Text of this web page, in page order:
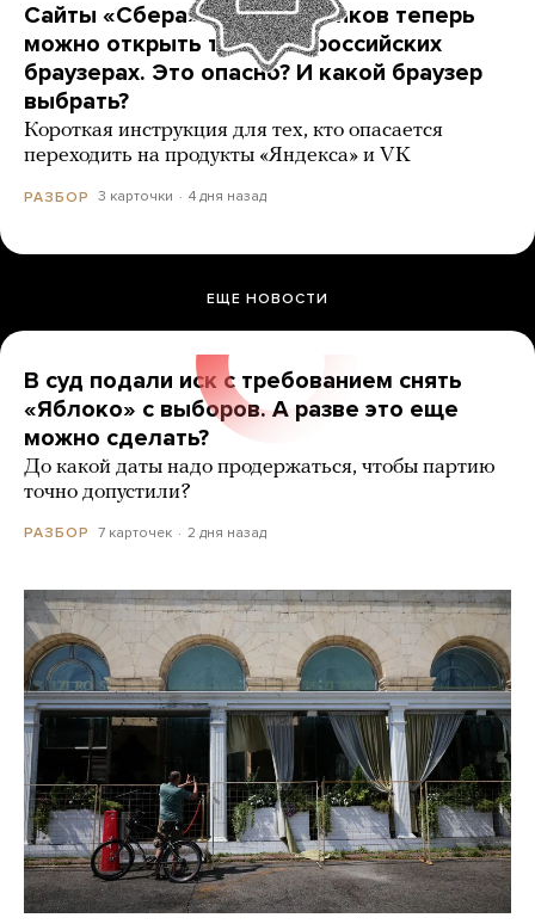
Сайты «Сбера» и других банков теперь
можно открыть только в российских
браузерах. Это опасно? И какой браузер
выбрать?
Короткая инструкция для тех, кто опасается
переходить на продукты «Яндекса» и VK
РАЗБОР 3 карточки 4 дня назад
ЕЩЕ НОВОСТИ
В суд подали иск с требованием снять
«Яблоко» с выборов. А разве это еще
можно сделать?
До какой даты надо продержаться, чтобы партию
точно допустили?
РАЗБОР 7 карточек 2 дня назад